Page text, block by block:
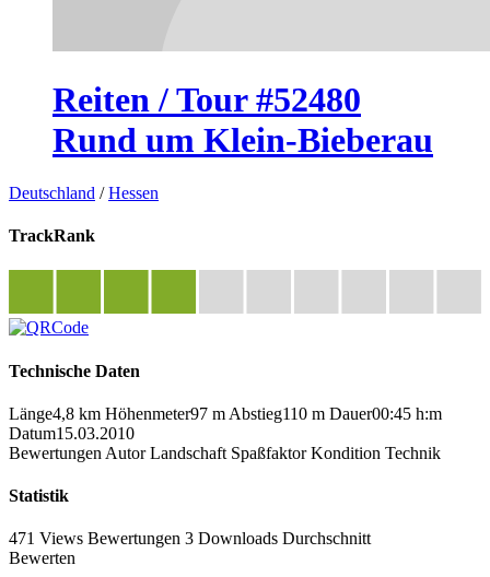
Reiten / Tour #52480
Rund um Klein-Bieberau
Deutschland /Hessen
TrackRank
Technische Daten
Länge4,8 km Höhenmeter97 m Abstieg110 m Dauer00:45 h:m
Datum15.03.2010
Bewertungen Autor Landschaft Spaßfaktor Kondition Technik
Statistik
471 Views Bewertungen 3 Downloads Durchschnitt
Bewerten